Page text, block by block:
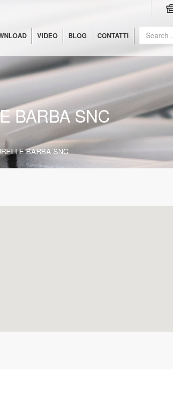
VIDEO BLOG CONTATTI
BARBA SNC
E BARBA SNC